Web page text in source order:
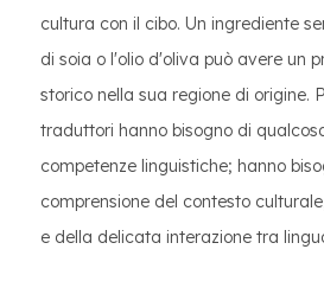
cultura con il cibo. Un ingrediente
di soia o l'olio d'oliva può avere un
storico nella sua regione di origine.
traduttori hanno bisogno di
competenze linguistiche; hanno
comprensione del contesto
e della delicata interazione tra